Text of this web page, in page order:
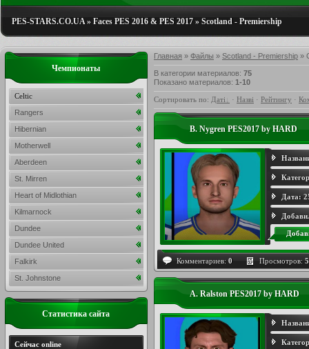
PES-STARS.CO.UA» Faces PES 2016 & PES 2017 » Scotland - Premiership
Главная » Файлы » Scotland - Premiership »
В категории материалов: 75
Показано материалов: 1-10
Сортировать по: Даті · Назві · Рейтингу ·
B. Nygren PES2017 by HARD
Дата:
Комментариев: 0 Просмотров:
A. Ralston PES2017 by HARD
Чемпионаты
Celtic
Rangers
Hibernian
Motherwell
Aberdeen
St. Mirren
Heart of Midlothian
Kilmarnock
Dundee
Dundee United
Falkirk
St. Johnstone
Статистика сайта
Сейчас online